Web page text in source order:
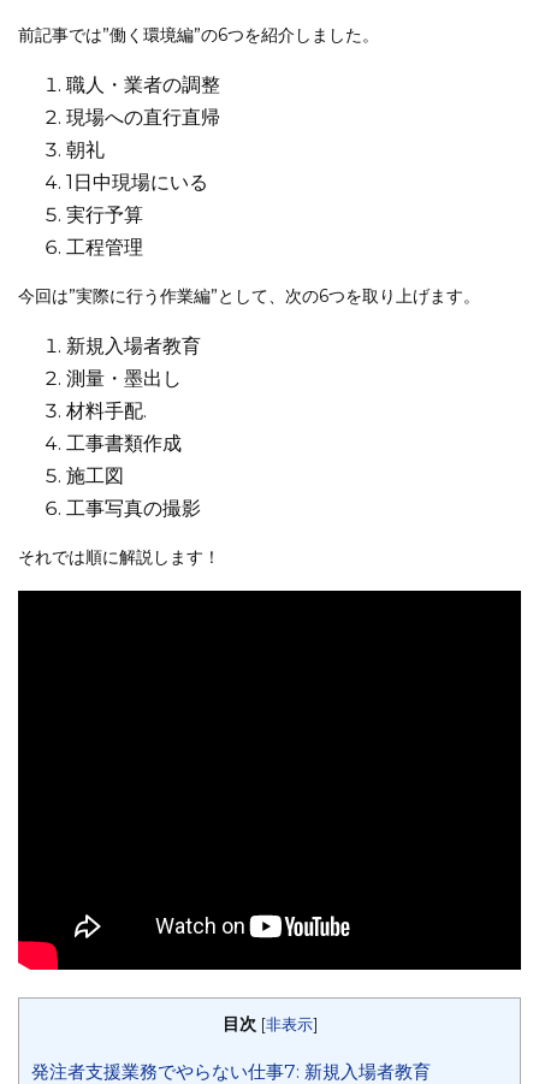
前記事では”働く環境編”の6つを紹介しました。
職人・業者の調整
現場への直行直帰
朝礼
1日中現場にいる
実行予算
工程管理
今回は”実際に行う作業編”として、次の6つを取り上げます。
新規入場者教育
測量・墨出し
材料手配.
工事書類作成
施工図
工事写真の撮影
それでは順に解説します！
目次 [非表示]
発注者支援業務でやらない仕事7: 新規入場者教育